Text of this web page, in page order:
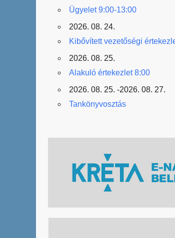
Ügyelet 9:00-13:00
2026. 08. 24.
Kibővített vezetőségi
2026. 08. 25.
Alakuló értekezlet 8:00
2026. 08. 25. -2026. 08. 27.
Tankönyvosztás